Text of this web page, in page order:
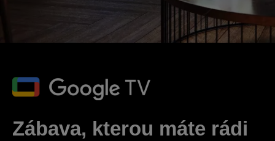
Zábava, kterou máte rádi